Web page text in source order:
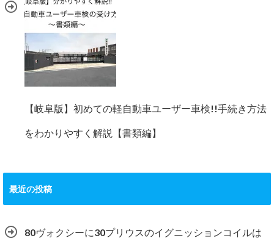
【岐阜版】初めての軽自動車ユーザー車検!!手続き方法
をわかりやすく解説【書類編】
最近の投稿
80ヴォクシーに30プリウスのイグニッションコイルは